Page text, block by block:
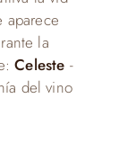
aparece
la
Celeste -
del vino